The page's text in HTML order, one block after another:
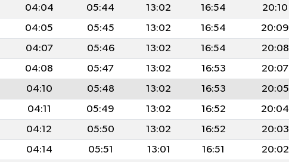
04:04 05:44 13:02 16:54 20:10
04:05 05:45 13:02 16:54 20:09
04:07 05:46 13:02 16:54 20:08
04:08 05:47 13:02 16:53 20:07
04:10 05:48 13:02 16:53 20:05
04:11 05:49 13:02 16:52 20:04
04:12 05:50 13:02 16:52 20:03
04:14 05:51 13:01 16:51 20:02